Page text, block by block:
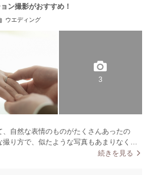
ン撮影がおすすめ！
ウエディング
3
自然な表情のものがたくさんあったの
り方で、似たような写真もあまりなく、
続きを見る